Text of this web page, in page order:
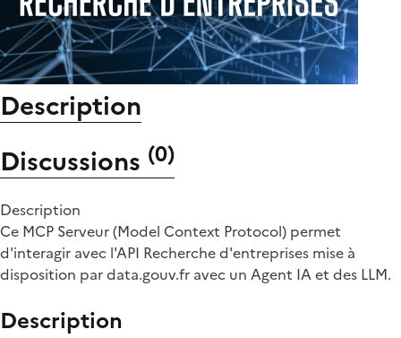
Description
Discussions (0)
Description
Ce MCP Serveur (Model Context Protocol) permet
d'interagir avec l'API Recherche d'entreprises mise à
disposition par data.gouv.fr avec un Agent IA et des LLM.
Description